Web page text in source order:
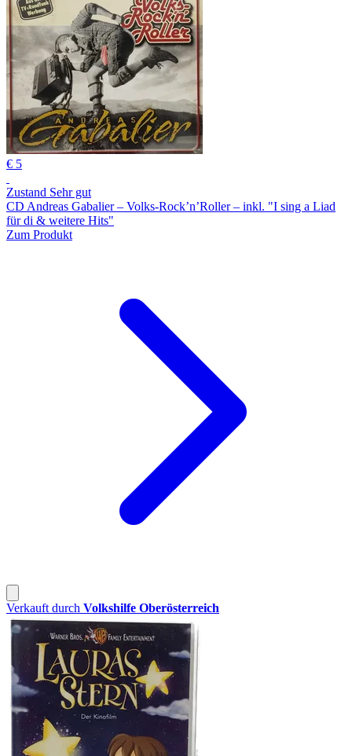
€ 5
Zustand Sehr gut
CD Andreas Gabalier – Volks-Rock’n’Roller – inkl. "I sing a Liad
für di & weitere Hits"
Zum Produkt
Verkauft durch Volkshilfe Oberösterreich